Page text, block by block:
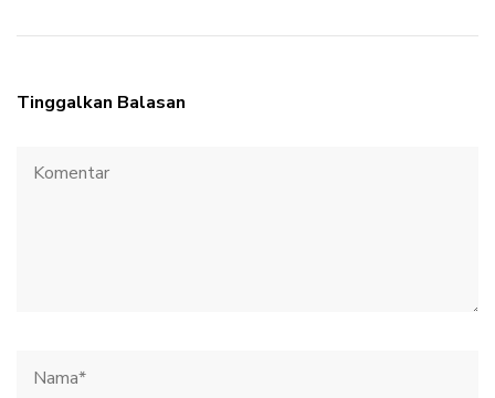
Tinggalkan Balasan